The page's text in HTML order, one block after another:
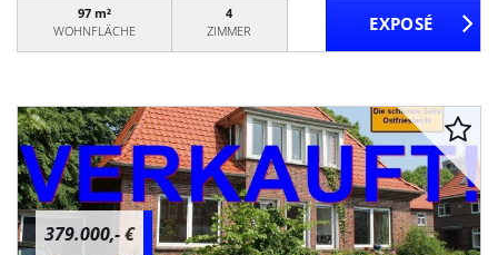
97 m²
WOHNFLÄCHE
4
ZIMMER
379.000,- €